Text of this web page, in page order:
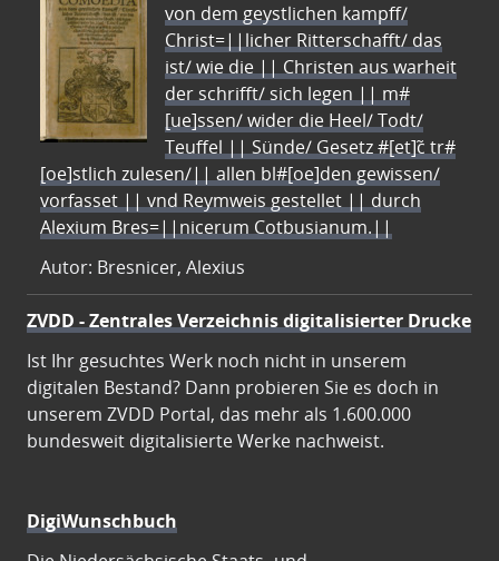
von dem geystlichen kampff/
Christ=||licher Ritterschafft/ das
ist/ wie die || Christen aus warheit
der schrifft/ sich legen || m#
[ue]ssen/ wider die Heel/ Todt/
Teuffel || Sünde/ Gesetz #[et]c̃ tr#
[oe]stlich zulesen/|| allen bl#[oe]den gewissen/
vorfasset || vnd Reymweis gestellet || durch
Alexium Bres=||nicerum Cotbusianum.||
Autor: Bresnicer, Alexius
ZVDD - Zentrales Verzeichnis digitalisierter Drucke
Ist Ihr gesuchtes Werk noch nicht in unserem
digitalen Bestand? Dann probieren Sie es doch in
unserem ZVDD Portal, das mehr als 1.600.000
bundesweit digitalisierte Werke nachweist.
DigiWunschbuch